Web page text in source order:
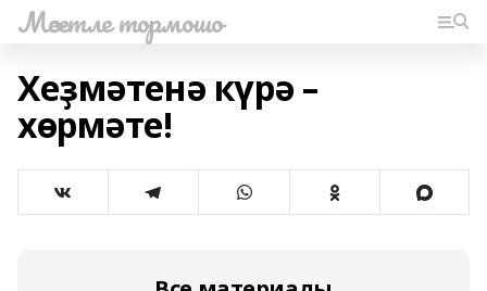
Мәсетле тормошо
Хеҙмәтенә күрә –
хөрмәте!